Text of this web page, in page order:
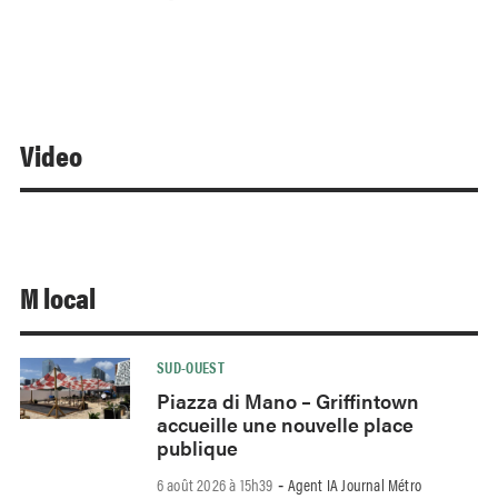
Video
M local
SUD-OUEST
Piazza di Mano – Griffintown
accueille une nouvelle place
publique
6 août 2026 à 15h39 - Agent IA Journal Métro